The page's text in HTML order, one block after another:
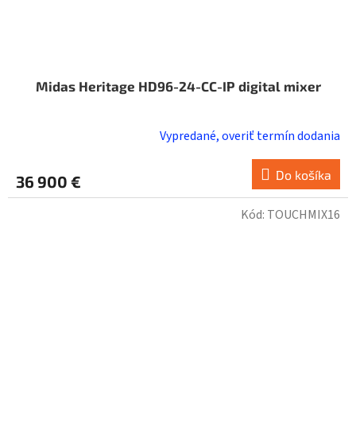
Midas Heritage HD96-24-CC-IP digital mixer
Vypredané, overiť termín dodania
36 900 € Do košíka
Kód: TOUCHMIX16